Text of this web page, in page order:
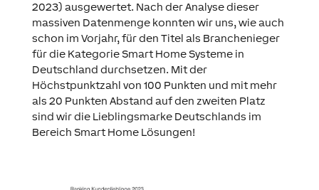
2023) ausgewertet. Nach der Analyse dieser
massiven Datenmenge konnten wir uns, wie auch
schon im Vorjahr, für den Titel als Branchenieger
für die Kategorie Smart Home Systeme in
Deutschland durchsetzen. Mit der
Höchstpunktzahl von 100 Punkten und mit mehr
als 20 Punkten Abstand auf den zweiten Platz
sind wir die Lieblingsmarke Deutschlands im
Bereich Smart Home Lösungen!